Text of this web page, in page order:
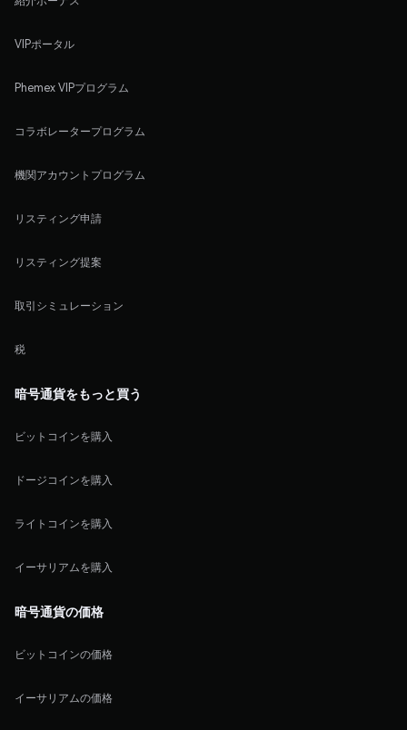
VIPポータル
Phemex VIPプログラム
コラボレータープログラム
機関アカウントプログラム
リスティング申請
リスティング提案
取引シミュレーション
税
暗号通貨をもっと買う
ビットコインを購入
ドージコインを購入
ライトコインを購入
イーサリアムを購入
暗号通貨の価格
ビットコインの価格
イーサリアムの価格